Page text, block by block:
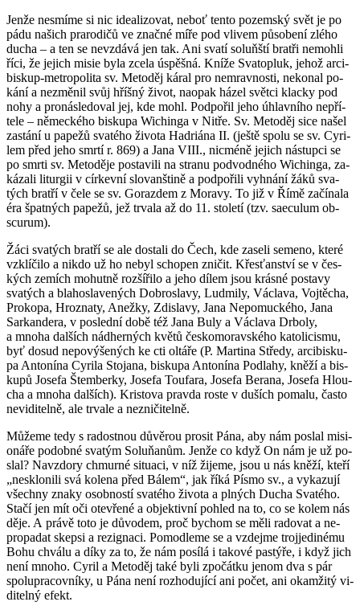
Jenže ne­smí­me si nic ide­a­li­zo­vat, neboť tento po­zem­ský svět je po
pádu na­šich pra­ro­di­čů ve znač­né míře pod vli­vem pů­so­be­ní zlého
ducha – a ten se ne­vzdá­vá jen tak. Ani svatí soluňští brat­ři ne­moh­li
říci, že je­jich misie byla zcela úspěš­ná. Kníže Sva­to­pluk, jehož ar­ci­
bis­kup-me­t­ro­po­li­ta sv. Me­to­děj káral pro ne­mrav­nos­ti, ne­ko­nal po­
ká­ní a ne­změ­nil svůj hříš­ný život, na­o­pak házel svět­ci klac­ky pod
nohy a pro­ná­sle­do­val jej, kde mohl. Pod­po­řil jeho úhlav­ní­ho ne­pří­
te­le – ně­mec­ké­ho bis­ku­pa Wi­chin­ga v Nitře. Sv. Me­to­děj sice našel
za­stá­ní u pa­pe­žů sva­té­ho ži­vo­ta Had­ri­á­na II. (ještě spolu se sv. Cyri­
lem před jeho smrtí r. 869) a Jana VIII., nicmé­ně je­jich ná­stup­ci se
po smrti sv. Me­to­dě­je po­sta­vi­li na stra­nu pod­vod­né­ho Wi­chin­ga, za­
ká­za­li li­tur­gii v cír­kev­ní slo­van­šti­ně a pod­po­ři­li vy­hná­ní žáků sva­
tých brat­ří v čele se sv. Go­razdem z Mo­ra­vy. To již v Římě za­čí­na­la
éra špat­ných pa­pe­žů, jež tr­va­la až do 11. sto­le­tí (tzv. sa­ecu­lum ob­
scu­rum).
Žáci sva­tých brat­ří se ale do­sta­li do Čech, kde za­se­li se­me­no, které
vzklí­či­lo a nikdo už ho nebyl scho­pen zni­čit. Křes­ťan­ství se v čes­
kých ze­mích mo­hut­ně roz­ší­ři­lo a jeho dílem jsou krás­né po­sta­vy
sva­tých a bla­ho­sla­ve­ných Dob­ro­sla­vy, Lud­mi­ly, Vác­la­va, Voj­tě­cha,
Pro­ko­pa, Hroz­na­ty, Anež­ky, Zdi­sla­vy, Jana Ne­po­muc­ké­ho, Jana
Sar­kan­de­ra, v po­sled­ní době též Jana Buly a Vác­la­va Dr­bo­ly,
a mnoha dal­ších nád­her­ných květů čes­ko­mo­rav­ské­ho ka­to­li­cis­mu,
byť dosud ne­po­vý­še­ných ke cti ol­tá­ře (P. Mar­ti­na Stře­dy, ar­ci­bis­ku­
pa An­to­ní­na Cyri­la Sto­ja­na, bis­ku­pa An­to­ní­na Pod­la­hy, kněží a bis­
ku­pů Jo­se­fa Štem­ber­ky, Jo­se­fa Tou­fa­ra, Jo­se­fa Be­ra­na, Jo­se­fa Hlou­
cha a mnoha dal­ších). Kris­to­va prav­da roste v du­ších po­ma­lu, často
ne­vi­di­tel­ně, ale tr­va­le a ne­zni­či­tel­ně.
Mů­že­me tedy s ra­dost­nou dů­vě­rou pro­sit Pána, aby nám po­slal mi­si­
o­ná­ře po­dob­né sva­tým Soluňanům. Jenže co když On nám je už po­
slal? Na­vzdo­ry chmur­né si­tu­a­ci, v níž ži­je­me, jsou u nás kněží, kteří
„ne­sklo­ni­li svá ko­le­na před Bálem“, jak říká Písmo sv., a vy­ka­zu­jí
všech­ny znaky osob­nos­tí sva­té­ho ži­vo­ta a pl­ných Ducha Sva­té­ho.
Stačí jen mít oči ote­vře­né a ob­jek­tiv­ní po­hled na to, co se kolem nás
děje. A právě toto je dů­vo­dem, proč bychom se měli ra­do­vat a ne­
pro­pa­dat skep­si a re­zig­na­ci. Po­mod­le­me se a vzdej­me tro­j­je­di­né­mu
Bohu chvá­lu a díky za to, že nám po­sí­lá i ta­ko­vé pas­tý­ře, i když jich
není mnoho. Cyril a Me­to­děj také byli zpo­čát­ku jenom dva s pár
spo­lu­pra­cov­ní­ky, u Pána není roz­ho­du­jí­cí ani počet, ani oka­mži­tý vi­
di­tel­ný efekt.